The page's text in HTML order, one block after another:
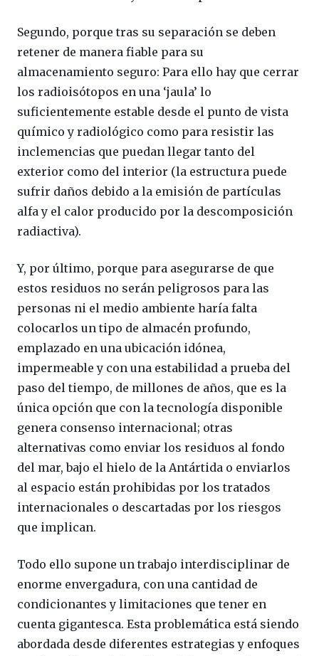
Segundo, porque tras su separación se deben
retener de manera fiable para su
almacenamiento seguro: Para ello hay que cerrar
los radioisótopos en una ‘jaula’ lo
suficientemente estable desde el punto de vista
químico y radiológico como para resistir las
inclemencias que puedan llegar tanto del
exterior como del interior (la estructura puede
sufrir daños debido a la emisión de partículas
alfa y el calor producido por la descomposición
radiactiva).
Y, por último, porque para asegurarse de que
estos residuos no serán peligrosos para las
personas ni el medio ambiente haría falta
colocarlos un tipo de almacén profundo,
emplazado en una ubicación idónea,
impermeable y con una estabilidad a prueba del
paso del tiempo, de millones de años, que es la
única opción que con la tecnología disponible
genera consenso internacional; otras
alternativas como enviar los residuos al fondo
del mar, bajo el hielo de la Antártida o enviarlos
al espacio están prohibidas por los tratados
internacionales o descartadas por los riesgos
que implican.
Todo ello supone un trabajo interdisciplinar de
enorme envergadura, con una cantidad de
condicionantes y limitaciones que tener en
cuenta gigantesca. Esta problemática está siendo
abordada desde diferentes estrategias y enfoques